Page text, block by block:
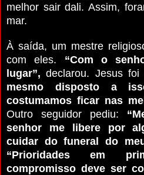
melhor sair dali. Assim,
mar.
À saída, um mestre
com eles. “Com o
lugar”, declarou. Jesus
mesmo disposto a
costumamos ficar nas
Outro seguidor pediu:
senhor me libere por
cuidar do funeral do
“Prioridades em
compromisso deve ser